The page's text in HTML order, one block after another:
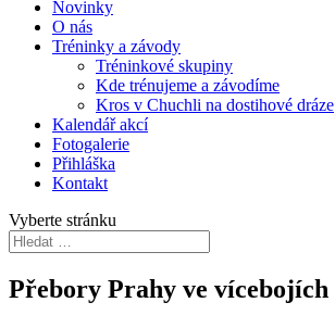
Novinky
O nás
Tréninky a závody
Tréninkové skupiny
Kde trénujeme a závodíme
Kros v Chuchli na dostihové dráze
Kalendář akcí
Fotogalerie
Přihláška
Kontakt
Vyberte stránku
Přebory Prahy ve vícebojích